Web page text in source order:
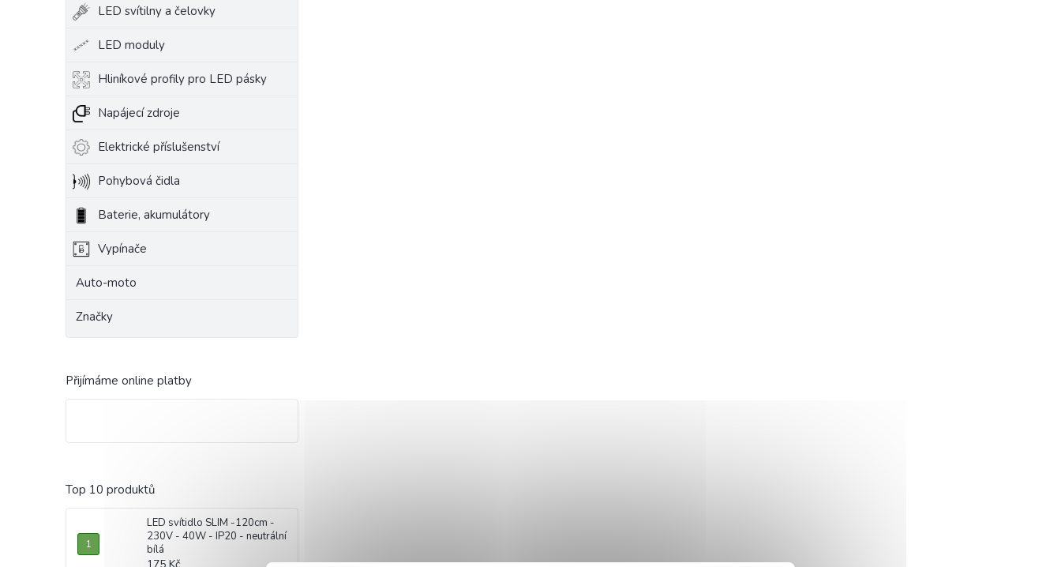
LED svítilny a čelovky
LED moduly
Hliníkové profily pro LED pásky
Napájecí zdroje
Elektrické příslušenství
Pohybová čidla
Baterie, akumulátory
Vypínače
Auto-moto
Značky
Přijímáme online platby
Top 10 produktů
LED svítidlo SLIM -120cm -
230V - 40W - IP20 - neutrální
bílá